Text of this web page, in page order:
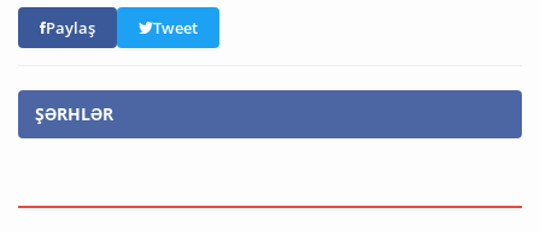
Paylaş Tweet
ŞƏRHLƏR